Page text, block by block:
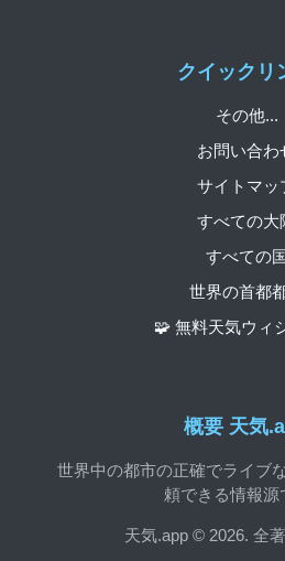
概要 天気
世界中の都市の正確でライブ
頼できる情報源
天気.app © 2026. 全
クイックリ
その他...
お問い合わ
サイトマッ
すべての大
すべての
世界の首都
🧩 無料天気ウィ